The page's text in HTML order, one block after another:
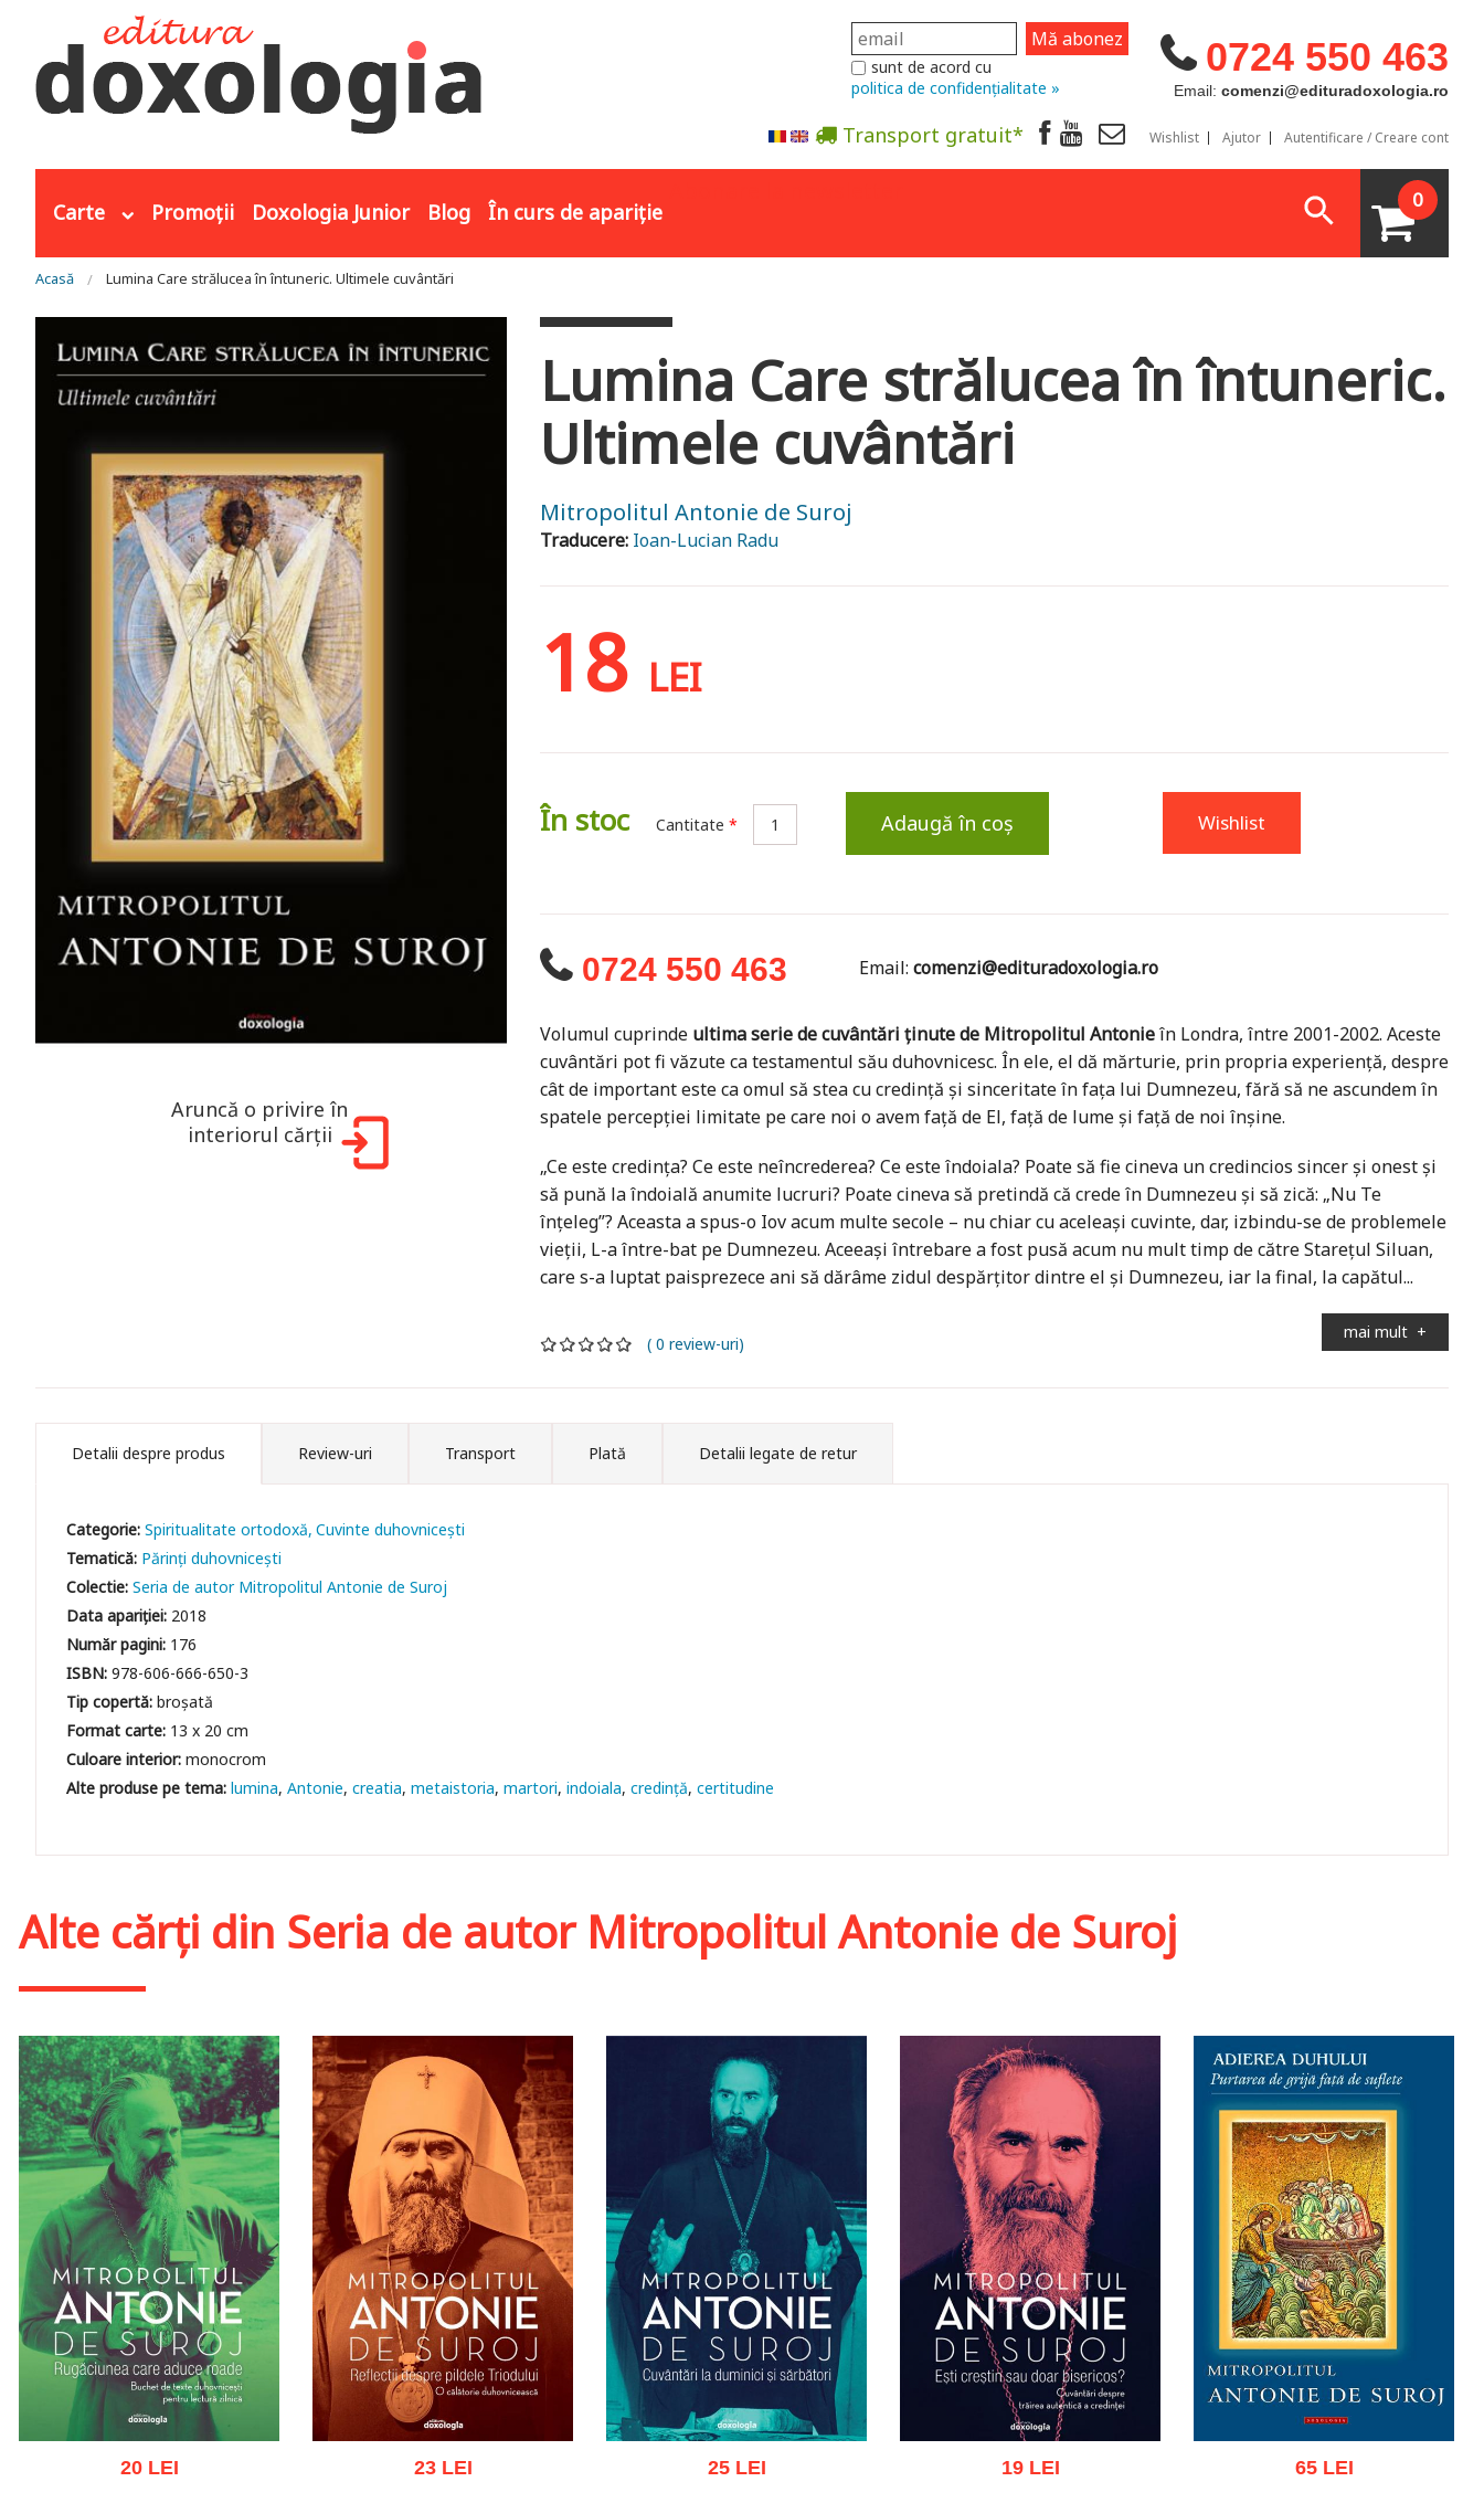
0724 550 463
Email: comenzi@edituradoxologia.ro
sunt de acord cu
politica de confidențialitate »
Transport gratuit* Wishlist Ajutor Autentificare / Creare cont
Carte Promoții Doxologia Junior Blog În curs de apariție 0
Eşti aici
Acasă Lumina Care strălucea în întuneric. Ultimele cuvântări
Aruncă o privire în
interiorul cărții
Lumina Care strălucea în întuneric.
Ultimele cuvântări
Mitropolitul Antonie de Suroj
Traducere: Ioan-Lucian Radu
18 LEI
În stoc Cantitate * Adaugă în coș Wishlist
0724 550 463 Email:comenzi@edituradoxologia.ro
Volumul cuprinde ultima serie de cuvântări ținute de Mitropolitul Antonieîn Londra, între 2001-2002. Aceste
cuvântări pot fi văzute ca testamentul său duhovnicesc. În ele, el dă mărturie, prin propria experiență, despre
cât de important este ca omul să stea cu credință și sinceritate în fața lui Dumnezeu, fără să ne ascundem în
spatele percepției limitate pe care noi o avem față de El, față de lume și față de noi înșine.
„Ce este credința? Ce este neîncrederea? Ce este îndoiala? Poate să fie cineva un credincios sincer și onest și
să pună la îndoială anumite lucruri? Poate cineva să pretindă că crede în Dumnezeu și să zică: „Nu Te
înțeleg”? Aceasta a spus-o Iov acum multe secole – nu chiar cu aceleași cuvinte, dar, izbindu-se de problemele
vieții, L-a între-bat pe Dumnezeu. Aceeași întrebare a fost pusă acum nu mult timp de către Starețul Siluan,
care s-a luptat paisprezece ani să dărâme zidul despărțitor dintre el și Dumnezeu, iar la final, la capătul...
mai mult +
( 0 review-uri)
Detalii despre produs Review-uri Transport Plată Detalii legate de retur
Categorie:Spiritualitate ortodoxă Cuvinte duhovniceşti
Tematică: Părinți duhovnicești
Colectie:Seria de autor Mitropolitul Antonie de Suroj
Data apariției: 2018
Număr pagini: 176
ISBN:978-606-666-650-3
Tip copertă:broșată
Format carte: 13 x 20 cm
Culoare interior:monocrom
lumina Antonie creatia metaistoria martori indoiala credinţă certitudine
Alte cărți din Seria de autor Mitropolitul Antonie de Suroj
20 LEI 23 LEI 25 LEI 19 LEI 65 LEI